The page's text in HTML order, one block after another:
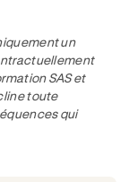
un
SAS et
toute
qui